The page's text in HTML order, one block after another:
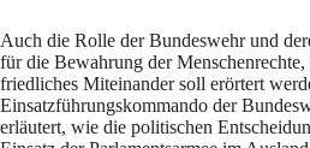
Auch die Rolle der Bundeswehr und
für die Bewahrung der
friedliches Miteinander soll erörtert
Einsatzführungskommando der
erläutert, wie die politischen